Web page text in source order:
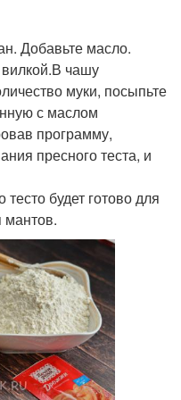
Добавьте масло.
чашу
муки, посыпьте
с маслом
программу,
пресного теста, и
будет готово для